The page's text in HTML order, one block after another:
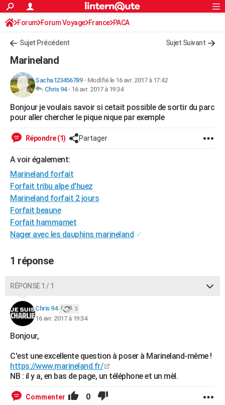
ACTUALITÉS
Politique
Société
Faits Divers
Education
Monde
Villes
+
FINANCE
Retraite
Impôts
Epargne
Immobilier
Risques naturels par ville
Banque
Assurance
Crédit
AUTO
Essais
Réserver un essai
Citadines
Berlines
SUV
Forum auto
+HIGH-TECH
Mobiles
Meilleur smartphone
Internet
Ordinateurs
Jeux vidéo
Guide high-tech
BRICOLAGE
WEEK-END
Guides de France
Escapades
Patrimoine
Expositions
Musées
Week-end nature
+LIFESTYLE
Art de vivre
Bien-être
Loisirs
ModeModes de vie
SANTE
Alimentation
Guide de la santé
Maladies
Médicaments
Sommeil
Destinations
City break
Voyage nature
Voyage de noces
Forum
Climat
PHOTO
GUIDES D'ACHAT
Carte de Noël
Carte Bonne année
Carte Saint-Valentin
Carte Pâques
Carte d'anniversaire
DICTIONNAIRE
Dictionnaire
Biographies
Citations
Expressions
Proverbes
PROGRAMME TV
COPAINS D'AVANT
S'inscrire
Se connecter
Lycées
Collèges
Primaires
Universités
Entreprises
Service militaire
Avis de recherche
AVIS DE DÉCÈS
FORUM
S'inscrire
Connexion
Forum Forum Voyage France PACA
Sujet Précédent Sujet Suivant
Marineland
Sacha123456789- Modifié le 16 avr. 2017 à 17:42
Chris 94- 16 avr. 2017 à 19:34
Bonjour je voulais savoir si cetait possible de sortir du parc
pour aller chercher le pique nique par exemple
Répondre (1) Partager
A voir également:
Marineland forfait
Forfait tribu alpe d'huez
Marineland forfait 2 jours
Forfait beaune
Forfait hammamet
Nager avec les dauphins marineland ✓
1 réponse
RÉPONSE 1 / 1
Chris 94 3
16 avr. 2017 à 19:34
Bonjour,
C'est une excellente question à poser à Marineland-même !
https://www.marineland.fr/
NB : il y a, en bas de page, un téléphone et un mèl.
Commenter 0